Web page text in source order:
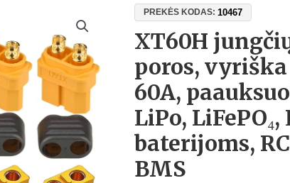
PREKĖS KODAS:10467
XT60H
poros,
60A,
LiPo,
baterijoms,
BMS
produkto
XT60H
jungčių
komplektas
(5
poros,
vyriška
+
moteriška),